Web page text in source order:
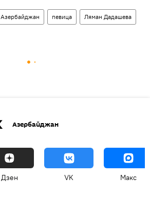
Азербайджан певица Ляман Дадашева
Азербайджан
Дзен VK Макс